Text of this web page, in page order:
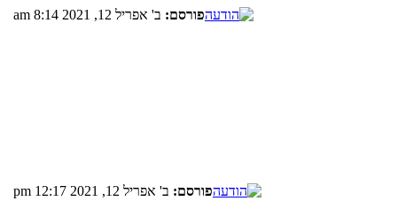
פורסם: ב' אפריל 12, 2021 8:14 am
פורסם: ב' אפריל 12, 2021 12:17 pm